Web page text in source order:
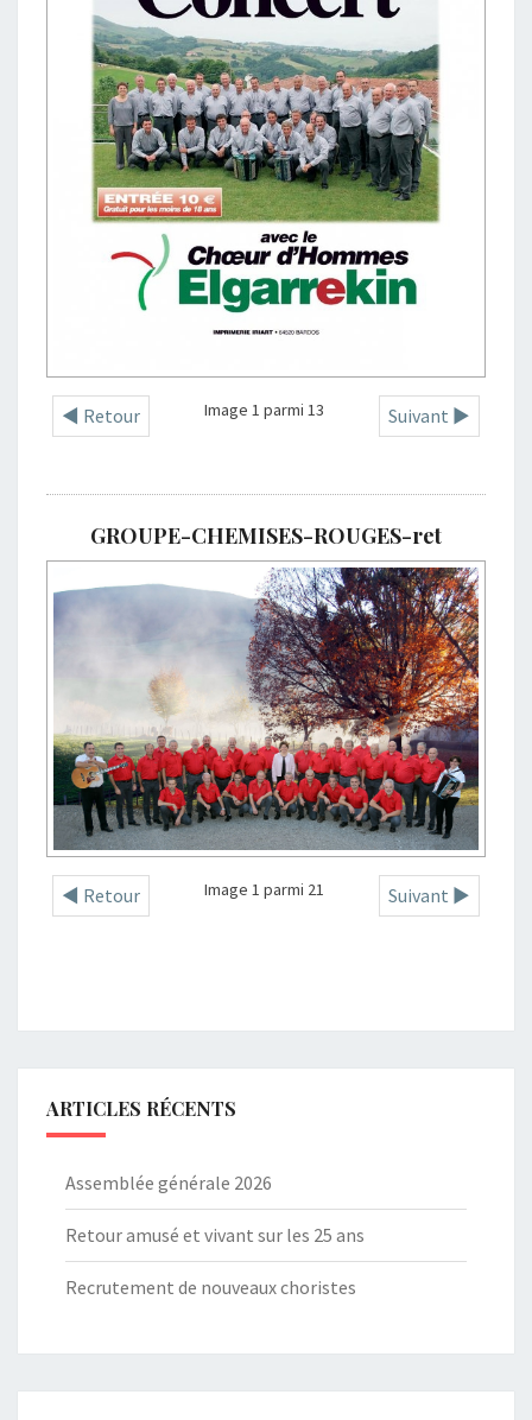
◄ Retour Suivant ►
Image 1 parmi 13
GROUPE-CHEMISES-ROUGES-ret
◄ Retour Suivant ►
Image 1 parmi 21
ARTICLES RÉCENTS
Assemblée générale 2026
Retour amusé et vivant sur les 25 ans
Recrutement de nouveaux choristes